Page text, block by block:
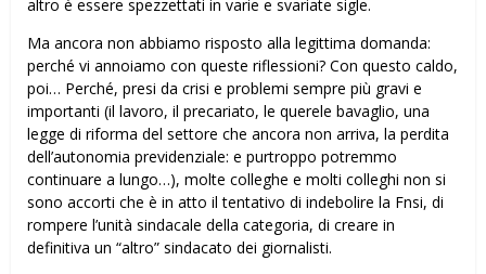
altro è essere spezzettati in varie e svariate sigle.
Ma ancora non abbiamo risposto alla legittima domanda:
perché vi annoiamo con queste riflessioni? Con questo caldo,
poi… Perché, presi da crisi e problemi sempre più gravi e
importanti (il lavoro, il precariato, le querele bavaglio, una
legge di riforma del settore che ancora non arriva, la perdita
dell’autonomia previdenziale: e purtroppo potremmo
continuare a lungo…), molte colleghe e molti colleghi non si
sono accorti che è in atto il tentativo di indebolire la Fnsi, di
rompere l’unità sindacale della categoria, di creare in
definitiva un “altro” sindacato dei giornalisti.